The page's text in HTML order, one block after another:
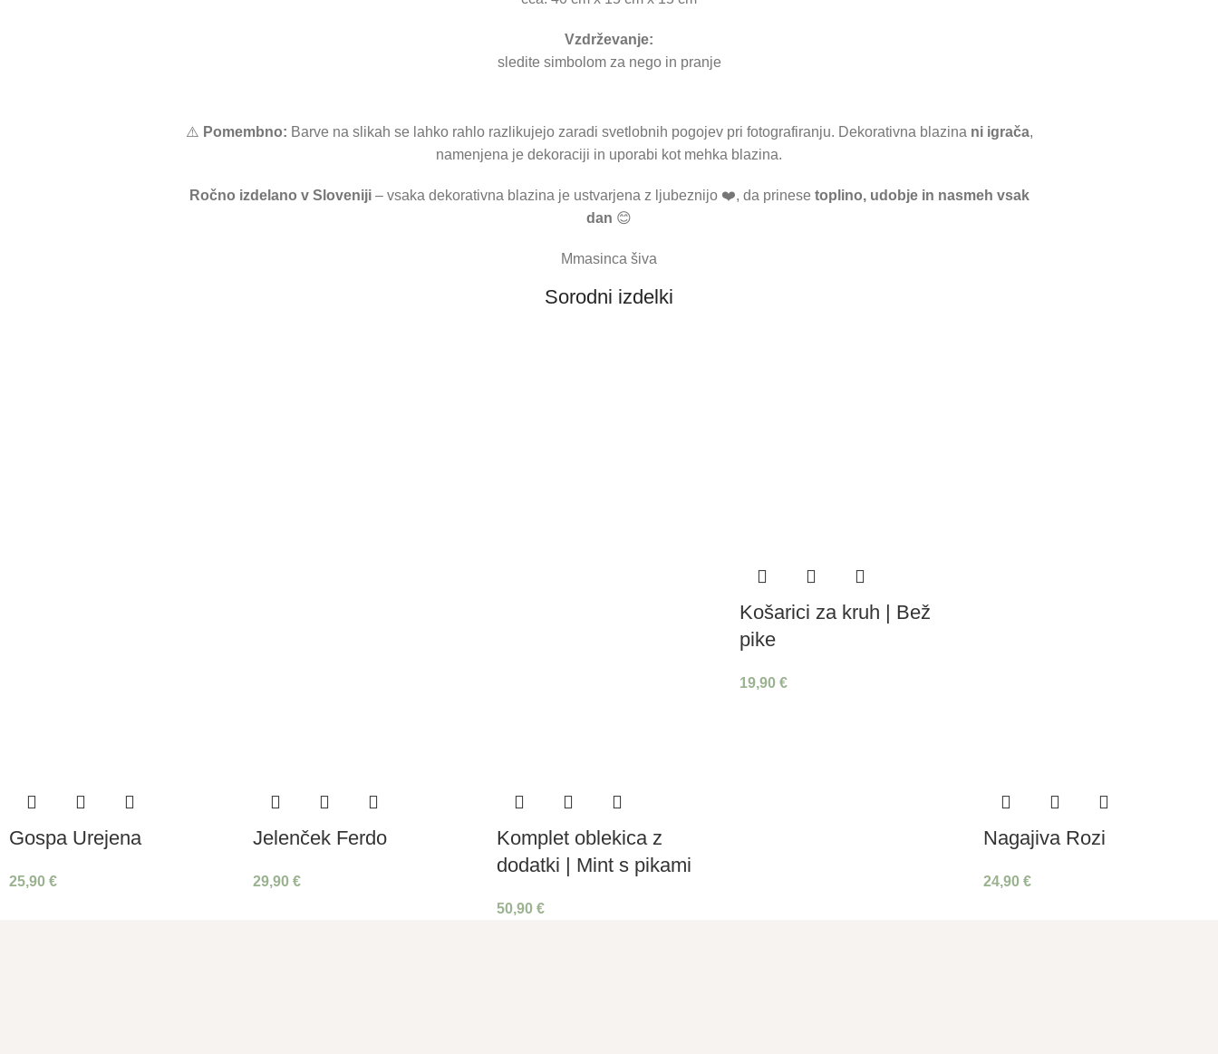
Vzdrževanje:
sledite simbolom za nego in pranje
⚠️ Pomembno: Barve na slikah se lahko rahlo razlikujejo zaradi svetlobnih pogojev pri fotografiranju. Dekorativna blazina ni igrača,
namenjena je dekoraciji in uporabi kot mehka blazina.
Ročno izdelano v Sloveniji– vsaka dekorativna blazina je ustvarjena z ljubeznijo ❤️, da prinese toplino, udobje in nasmeh vsak
dan 😊
Mmasinca šiva
Sorodni izdelki
Gospa Urejena
25,90 €
Jelenček Ferdo
29,90 €
Komplet oblekica z
dodatki | Mint s pikami
50,90 €
Košarici za kruh | Bež
pike
19,90€
Nagajiva Rozi
24,90€